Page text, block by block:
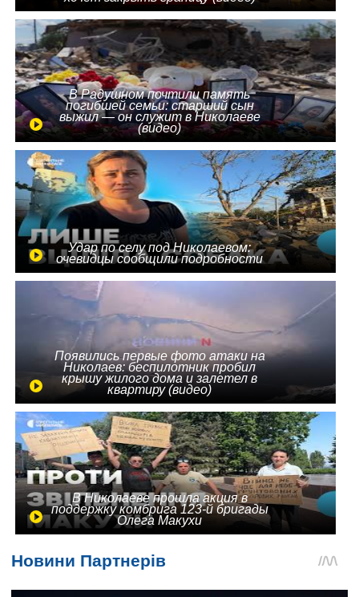
В Радушном почтили память
погибшей семьи: старший сын
выжил — он служит в Николаеве
(видео)
Удар по селу под Николаевом:
очевидцы сообщили подробности
Появились первые фото атаки на
Николаев: беспилотник пробил
крышу жилого дома и залетел в
квартиру (видео)
В Николаеве прошла акция в
поддержку комбрига 123-й бригады
Олега Макухи